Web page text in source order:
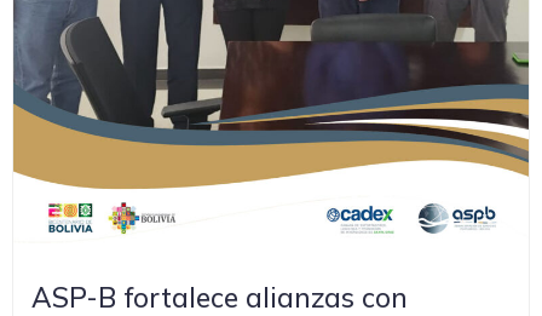
ASP-B fortalece alianzas con